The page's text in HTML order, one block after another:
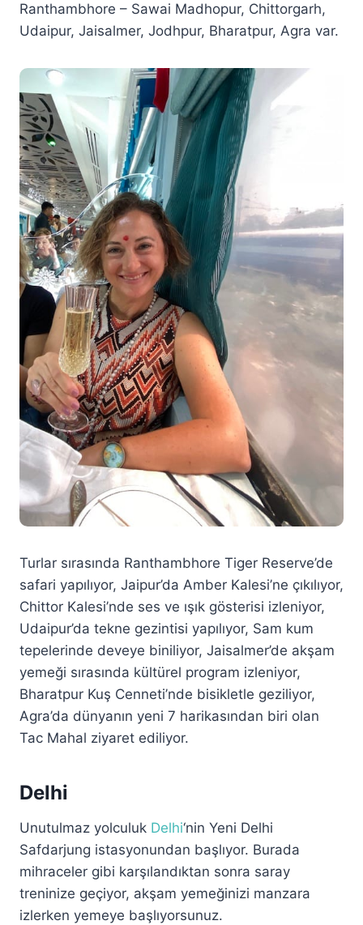
Ranthambhore – Sawai Madhopur, Chittorgarh,
Udaipur, Jaisalmer, Jodhpur, Bharatpur, Agra var.
Turlar sırasında Ranthambhore Tiger Reserve’de
safari yapılıyor, Jaipur’da Amber Kalesi’ne çıkılıyor,
Chittor Kalesi’nde ses ve ışık gösterisi izleniyor,
Udaipur’da tekne gezintisi yapılıyor, Sam kum
tepelerinde deveye biniliyor, Jaisalmer’de akşam
yemeği sırasında kültürel program izleniyor,
Bharatpur Kuş Cenneti’nde bisikletle geziliyor,
Agra’da dünyanın yeni 7 harikasından biri olan
Tac Mahal ziyaret ediliyor.
Delhi
Unutulmaz yolculuk Delhi‘nin Yeni Delhi
Safdarjung istasyonundan başlıyor. Burada
mihraceler gibi karşılandıktan sonra saray
treninize geçiyor, akşam yemeğinizi manzara
izlerken yemeye başlıyorsunuz.